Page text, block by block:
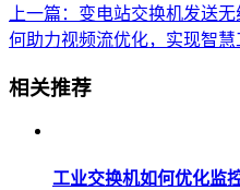
上一篇：变电站交换机发送
何助力视频流优化，实现智慧
相关推荐
工业交换机如何优化监